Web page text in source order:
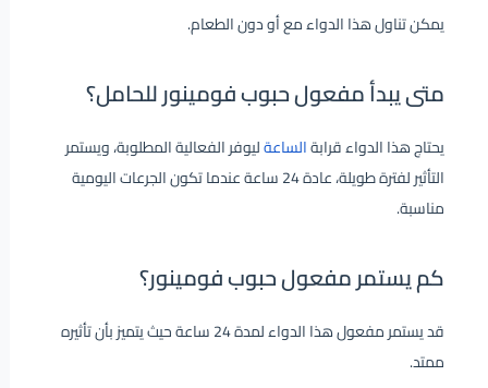
يمكن تناول هذا الدواء مع أو دون الطعام.
متى يبدأ مفعول حبوب فومينور للحامل؟
يحتاج هذا الدواء قرابةالساعةليوفر الفعالية المطلوبة، ويستمر
التأثير لفترة طويلة، عادة 24 ساعة عندما تكون الجرعات اليومية
مناسبة.
كم يستمر مفعول حبوب فومينور؟
قد يستمر مفعول هذا الدواء لمدة 24 ساعة حيث يتميز بأن تأثيره
ممتد.